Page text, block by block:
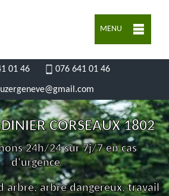
MENU
01 46 076 641 01 46
CORSEAUX 1802
24h/24 sur 7j/7 en cas
d'urgence
arbre, arbre dangereux, travail